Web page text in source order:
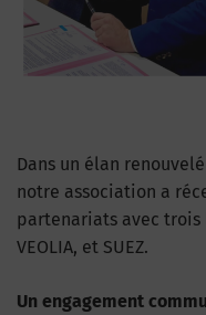
Dans un élan
notre association a
partenariats avec trois
VEOLIA, et SUEZ.
Un engagement